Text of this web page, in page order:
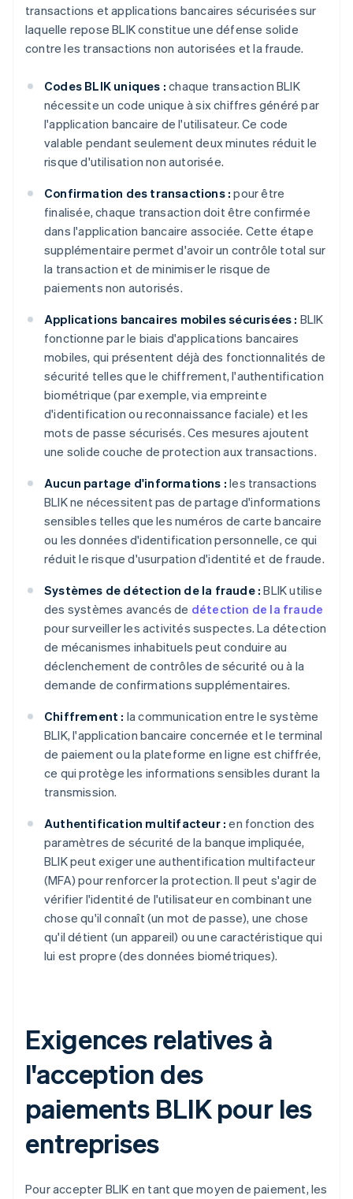
transactions et applications bancaires sécurisées sur
laquelle repose BLIK constitue une défense solide
contre les transactions non autorisées et la fraude.
Codes BLIK uniques : chaque transaction BLIK
nécessite un code unique à six chiffres généré par
l'application bancaire de l'utilisateur. Ce code
valable pendant seulement deux minutes réduit le
risque d'utilisation non autorisée.
Confirmation des transactions : pour être
finalisée, chaque transaction doit être confirmée
dans l'application bancaire associée. Cette étape
supplémentaire permet d'avoir un contrôle total sur
la transaction et de minimiser le risque de
paiements non autorisés.
Applications bancaires mobiles sécurisées : BLIK
fonctionne par le biais d'applications bancaires
mobiles, qui présentent déjà des fonctionnalités de
sécurité telles que le chiffrement, l'authentification
biométrique (par exemple, via empreinte
d'identification ou reconnaissance faciale) et les
mots de passe sécurisés. Ces mesures ajoutent
une solide couche de protection aux transactions.
Aucun partage d'informations : les transactions
BLIK ne nécessitent pas de partage d'informations
sensibles telles que les numéros de carte bancaire
ou les données d'identification personnelle, ce qui
réduit le risque d'usurpation d'identité et de fraude.
Systèmes de détection de la fraude : BLIK utilise
des systèmes avancés de détection de la fraude
pour surveiller les activités suspectes. La détection
de mécanismes inhabituels peut conduire au
déclenchement de contrôles de sécurité ou à la
demande de confirmations supplémentaires.
Chiffrement : la communication entre le système
BLIK, l'application bancaire concernée et le terminal
de paiement ou la plateforme en ligne est chiffrée,
ce qui protège les informations sensibles durant la
transmission.
Authentification multifacteur : en fonction des
paramètres de sécurité de la banque impliquée,
BLIK peut exiger une authentification multifacteur
(MFA) pour renforcer la protection. Il peut s'agir de
vérifier l'identité de l'utilisateur en combinant une
chose qu'il connaît (un mot de passe), une chose
qu'il détient (un appareil) ou une caractéristique qui
lui est propre (des données biométriques).
Exigences relatives à
l'acception des
paiements BLIK pour les
entreprises
Pour accepter BLIK en tant que moyen de paiement, les